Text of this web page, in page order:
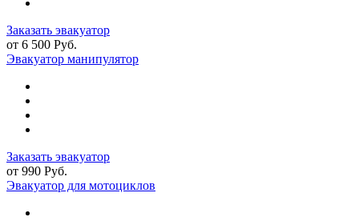
Заказать эвакуатор
от 6 500 Руб.
Эвакуатор манипулятор
Заказать эвакуатор
от 990 Руб.
Эвакуатор для мотоциклов